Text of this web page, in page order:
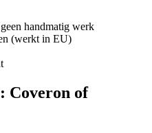
handmatig werk
(werkt in EU)
Coveron of